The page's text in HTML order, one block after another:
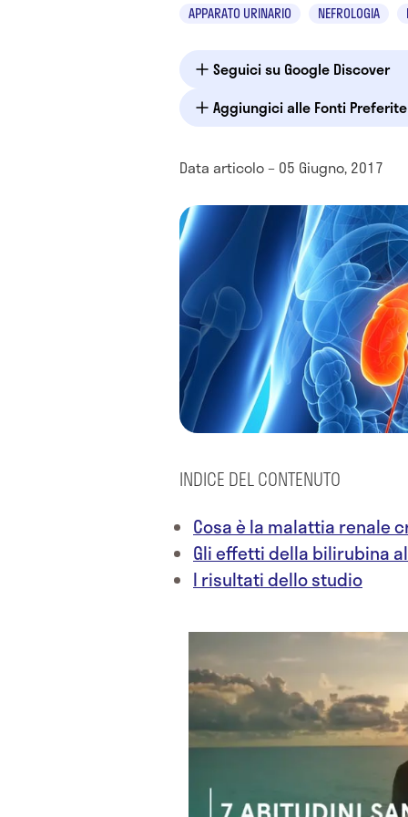
APPARATO URINARIO NEFROLOGIA
Seguici su Google Discover
Aggiungici alle Fonti
Data articolo – 05 Giugno, 2017
INDICE DEL CONTENUTO
Cosa è la malattia renale
Gli effetti della bilirubina
I risultati dello studio